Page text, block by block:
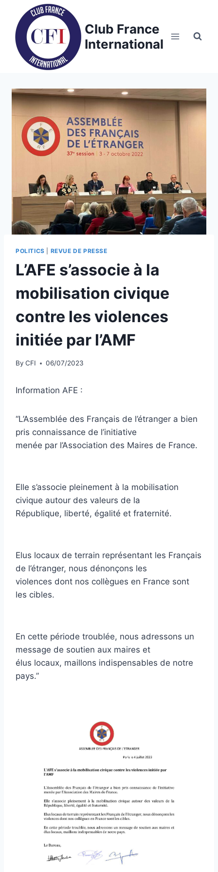
content
Club France
International
POLITICS REVUE DE PRESSE
L’AFE s’associe à la
mobilisation civique
contre les violences
initiée par l’AMF
By CFI 06/07/2023
Information AFE :
“L’Assemblée des Français de l’étranger a bien
pris connaissance de l’initiative
menée par l’Association des Maires de France.
Elle s’associe pleinement à la mobilisation
civique autour des valeurs de la
République, liberté, égalité et fraternité.
Elus locaux de terrain représentant les Français
de l’étranger, nous dénonçons les
violences dont nos collègues en France sont
les cibles.
En cette période troublée, nous adressons un
message de soutien aux maires et
élus locaux, maillons indispensables de notre
pays.”